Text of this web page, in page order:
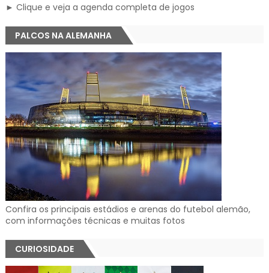
► Clique e veja a agenda completa de jogos
PALCOS NA ALEMANHA
Confira os principais estádios e arenas do futebol alemão,
com informações técnicas e muitas fotos
CURIOSIDADE